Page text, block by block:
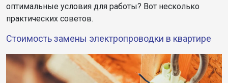
оптимальные условия для работы? Вот несколько
практических советов.
Стоимость замены электропроводки в квартире